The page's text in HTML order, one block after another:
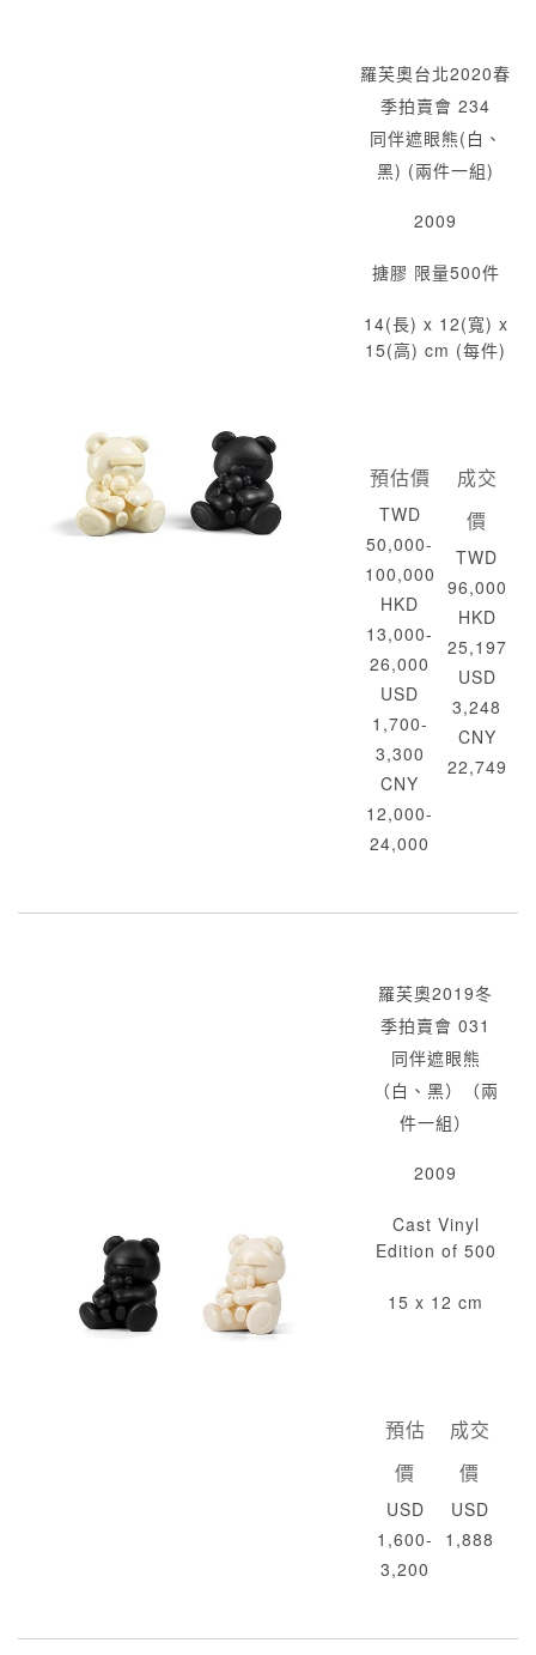
羅芙奧台北2020春
季拍賣會 234
同伴遮眼熊(白、
黑) (兩件一組)
2009
搪膠 限量500件
14(長) x 12(寬) x
15(高) cm (每件)
預估價
TWD
50,000-
100,000
HKD
13,000-
26,000
USD
1,700-
3,300
CNY
12,000-
24,000
成交
價
TWD
96,000
HKD
25,197
USD
3,248
CNY
22,749
羅芙奧2019冬
季拍賣會 031
同伴遮眼熊
（白、黑）（兩
件一組）
2009
Cast Vinyl
Edition of 500
15 x 12 cm
預估
價
USD
1,600-
3,200
成交
價
USD
1,888